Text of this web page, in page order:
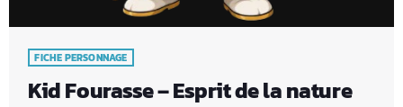
FICHE PERSONNAGE
Kid Fourasse – Esprit de la nature